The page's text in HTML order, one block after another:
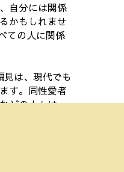
自分には関係
かもしれませ
ての人に関係
は、現代でも
す。同性愛者
どの人々は、